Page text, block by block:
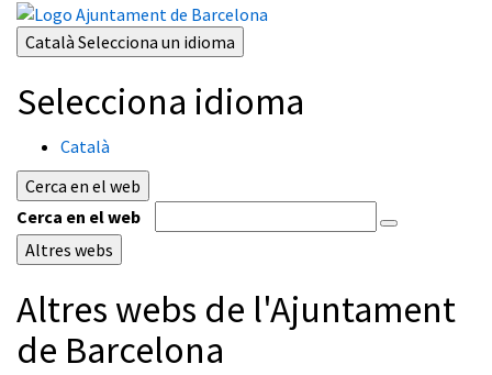
Català Selecciona un idioma
Selecciona idioma
Català
Cerca en el web
Cerca en el web
Altres webs
Altres webs de l'Ajuntament
de Barcelona